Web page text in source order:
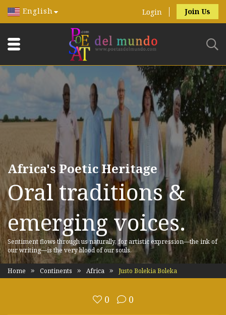
English Login Join Us
Africa's Poetic Heritage
Oral traditions &
emerging voices.
Sentiment flows through us naturally, for artistic expression—the ink of
our writing—is the very blood of our souls.
Home Continents Africa Justo Bolekia Boleka
0 0